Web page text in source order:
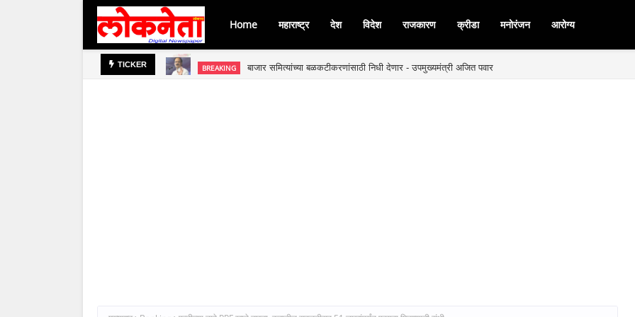
Home महाराष्ट्र देश विदेश राजकारण क्रीडा मनोरंजन आरोग्य
TICKER BREAKING बाजार समित्यांच्या बळकटीकरणांसाठी निधी देणार - उपमुख्यमंत्री अजित पवार